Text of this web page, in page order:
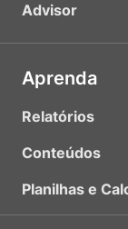
Advisor
Aprenda
Relatórios
Conteúdos
Planilhas e